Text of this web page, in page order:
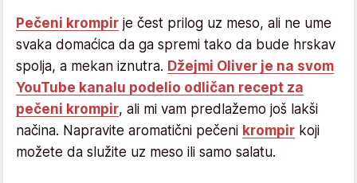
Pečeni krompir je čest prilog uz meso, ali ne ume
svaka domaćica da ga spremi tako da bude hrskav
spolja, a mekan iznutra. Džejmi Oliver je na svom
YouTube kanalu podelio odličan recept za
pečeni krompir, ali mi vam predlažemo još lakši
načina. Napravite aromatični pečeni krompir koji
možete da služite uz meso ili samo salatu.